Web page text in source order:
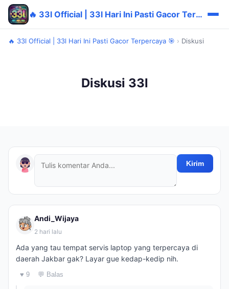
🔥 33l Official | 33l Hari Ini Pasti Gacor Terpercaya 🎯
🔥 33l Official | 33l Hari Ini Pasti Gacor Terpercaya 🎯 › Diskusi
Diskusi 33l
Kirim
Andi_Wijaya
2 hari lalu
Ada yang tau tempat servis laptop yang terpercaya di
daerah Jakbar gak? Layar gue kedap-kedip nih.
♥ 9 💬 Balas